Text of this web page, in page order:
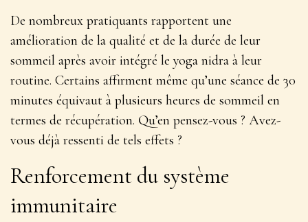
De nombreux pratiquants rapportent une
amélioration de la qualité et de la durée de leur
sommeil après avoir intégré le yoga nidra à leur
routine. Certains affirment même qu’une séance de 30
minutes équivaut à plusieurs heures de sommeil en
termes de récupération. Qu’en pensez-vous ? Avez-
vous déjà ressenti de tels effets ?
Renforcement du système
immunitaire